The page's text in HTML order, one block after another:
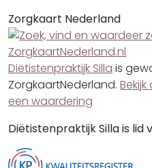
Zorgkaart Nederland
Diëtistenpraktijk Silla is
ZorgkaartNederland.
een waardering
Diëtistenpraktijk Silla is lid